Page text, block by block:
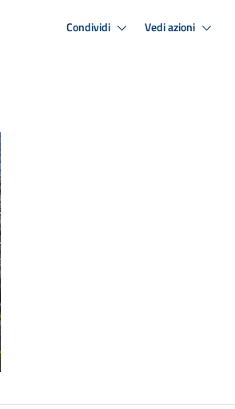
Condividi Vedi azioni